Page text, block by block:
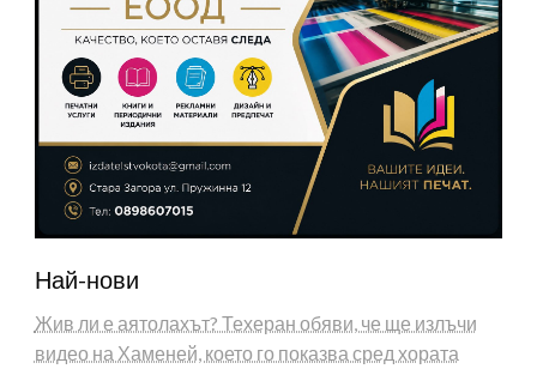
Най-нови
Жив ли е аятолахът? Техеран обяви, че ще излъчи
видео на Хаменей, което го показва сред хората